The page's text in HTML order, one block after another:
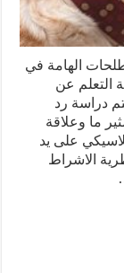
الهامة في
التعلم عن
دراسة رد
ما وعلاقة
على يد
الاشراط